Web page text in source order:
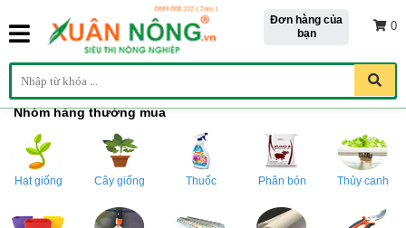
Đơn hàng của
bạn
0
Nhóm hàng thường mua
Hạt giống Cây giống Thuốc Phân bón Thủy canh